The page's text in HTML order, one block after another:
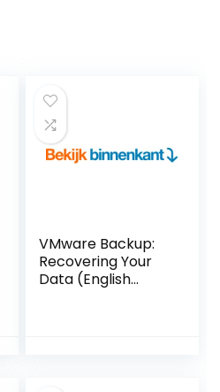
VMware Backup:
Recovering Your
Data (English